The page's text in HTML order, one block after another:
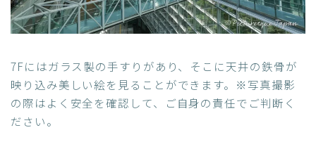
7Fにはガラス製の手すりがあり、そこに天井の鉄骨が
映り込み美しい絵を見ることができます。※写真撮影
の際はよく安全を確認して、ご自身の責任でご判断く
ださい。